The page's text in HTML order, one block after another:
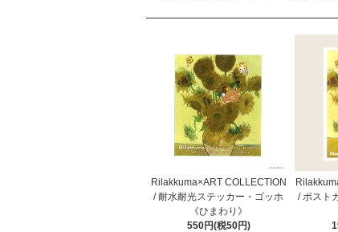
Rilakkuma×ART COLLECTION
/ 耐水耐光ステッカー・ゴッホ
《ひまわり》
550円(税50円)
/ ポスト